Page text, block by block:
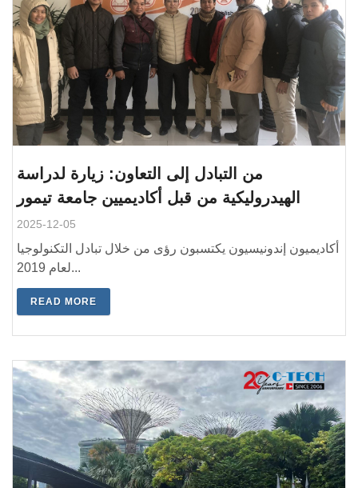
من التبادل إلى التعاون: زيارة لدراسة
الهيدروليكية من قبل أكاديميين جامعة تيمور
2025-12-05
أكاديميون إندونيسيون يكتسبون رؤى من خلال تبادل التكنولوجيا
لعام 2019...
READ MORE